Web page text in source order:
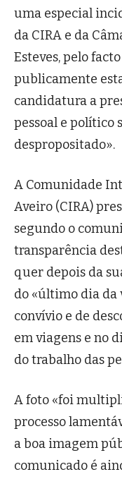
uma especial
da CIRA e da
Esteves, pelo
publicamente
candidatura a
pessoal e político
despropositado».
A Comunidade
Aveiro (CIRA)
segundo o
transparência
quer depois da
do «último dia da
convívio e de
em viagens e no
do trabalho das
A foto «foi
processo
a boa imagem
comunicado é